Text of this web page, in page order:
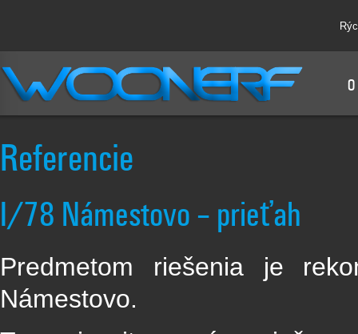
Referencie
I/78 Námestovo – prieťah
Predmetom riešenia je
Námestovo.